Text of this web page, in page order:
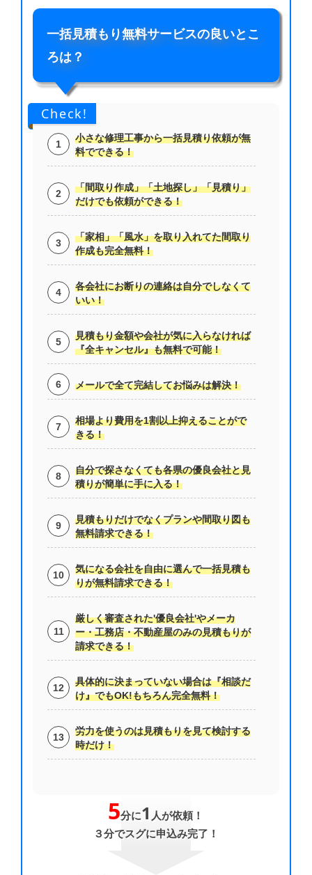
一括見積もり無料サービスの良いとこ
ろは？
Check!
小さな修理工事から一括見積り依頼が無
料でできる！
「間取り作成」「土地探し」「見積り」
だけでも依頼ができる！
「家相」「風水」を取り入れてた間取り
作成も完全無料！
各会社にお断りの連絡は自分でしなくて
いい！
見積もり金額や会社が気に入らなければ
『全キャンセル』も無料で可能！
メールで全て完結してお悩みは解決！
相場より費用を1割以上抑えることがで
きる！
自分で探さなくても各県の優良会社と見
積りが簡単に手に入る！
見積もりだけでなくプランや間取り図も
無料請求できる！
気になる会社を自由に選んで一括見積も
りが無料請求できる！
厳しく審査された'優良会社'やメーカ
ー・工務店・不動産屋のみの見積もりが
請求できる！
具体的に決まっていない場合は『相談だ
け』でもOK!もちろん完全無料！
労力を使うのは見積もりを見て検討する
時だけ！
5分に1 人が依頼！
３分でスグに申込み完了！